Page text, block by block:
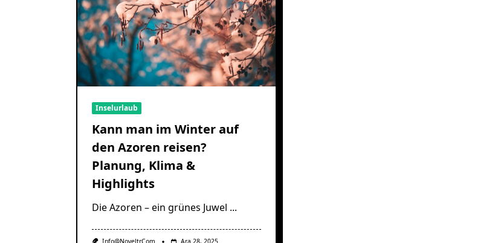
Inselurlaub
Kann man im Winter auf
den Azoren reisen?
Planung, Klima &
Highlights
Die Azoren – ein grünes Juwel ...